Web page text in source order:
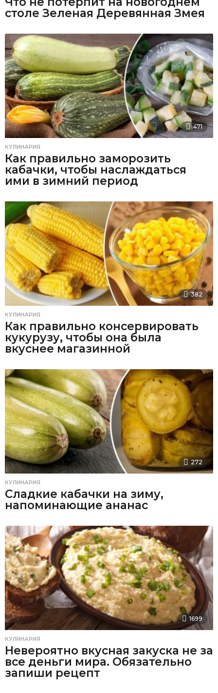
столе Зеленая Деревянная Змея
471
КУЛИНАРИЯ
Как правильно заморозить
кабачки, чтобы наслаждаться
ими в зимний период
382
КУЛИНАРИЯ
Как правильно консервировать
кукурузу, чтобы она была
вкуснее магазинной
272
КУЛИНАРИЯ
Сладкие кабачки на зиму,
напоминающие ананас
1699
КУЛИНАРИЯ
Невероятно вкусная закуска не за
все деньги мира. Обязательно
запиши рецепт